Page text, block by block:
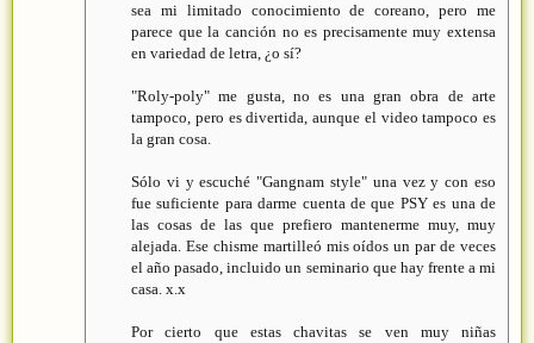
sea mi limitado conocimiento de coreano, pero me
parece que la canción no es precisamente muy extensa
en variedad de letra, ¿o sí?
"Roly-poly" me gusta, no es una gran obra de arte
tampoco, pero es divertida, aunque el video tampoco es
la gran cosa.
Sólo vi y escuché "Gangnam style" una vez y con eso
fue suficiente para darme cuenta de que PSY es una de
las cosas de las que prefiero mantenerme muy, muy
alejada. Ese chisme martilleó mis oídos un par de veces
el año pasado, incluido un seminario que hay frente a mi
casa. x.x
Por cierto que estas chavitas se ven muy niñas